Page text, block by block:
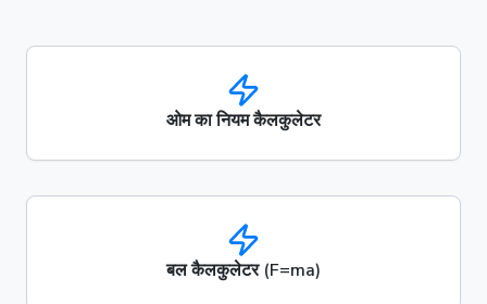
ओम का नियम कैलकुलेटर
बल कैलकुलेटर (F=ma)